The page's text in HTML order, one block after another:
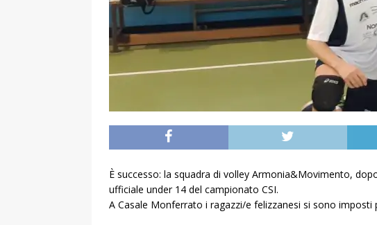
È successo: la squadra di volley Armonia&Movimento,
ufficiale under 14 del campionato CSI.
A Casale Monferrato i ragazzi/e felizzanesi si sono imposti